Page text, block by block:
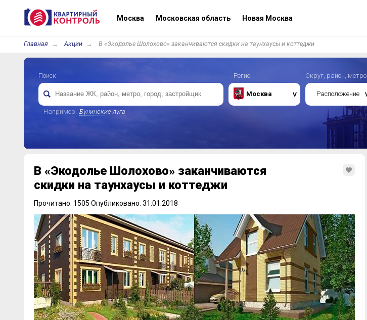
Москва Московская область Новая Москва
Главная Акции В «Экодолье Шолохово» заканчиваются скидки на таунхаусы и коттеджи
Поиск
Например: Бунинские луга
Регион
Москва
Округ, район, метро
Расположение
В «Экодолье Шолохово» заканчиваются
скидки на таунхаусы и коттеджи
Прочитано: 1505 Опубликовано: 31.01.2018